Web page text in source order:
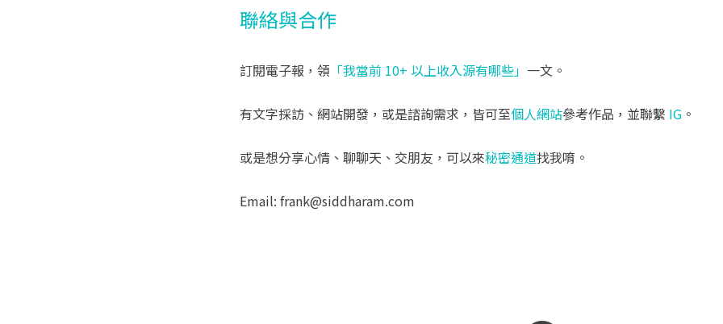
聯絡與合作
訂閱電子報，領 「我當前 10+ 以上收入源有哪些」 一文。
有文字採訪、網站開發，或是諮詢需求，皆可至個人網站參考作品，並聯繫 IG 。
或是想分享心情、聊聊天、交朋友，可以來秘密通道找我唷。
Email: frank@siddharam.com